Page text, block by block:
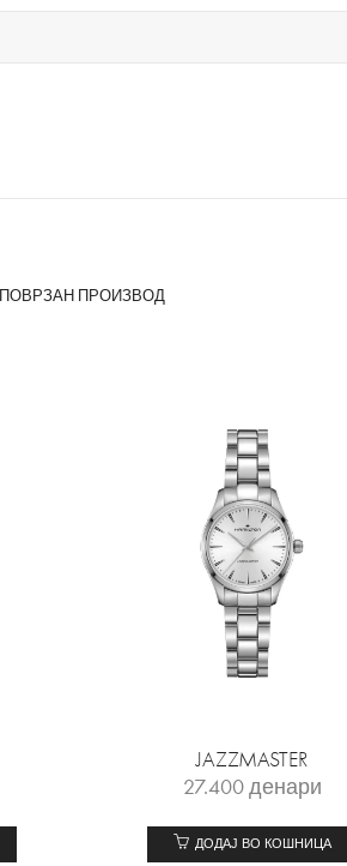
ПОВРЗАН ПРОИЗВОД
JAZZMASTER
27.400денари
ДОДАЈ ВО КОШНИЦА